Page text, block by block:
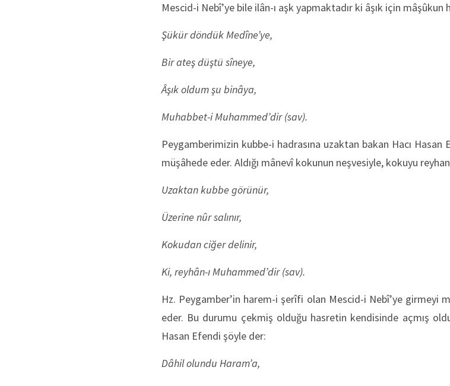
Mescid-i Nebî’ye bile ilân-ı aşk yapmaktadır ki âşık için mâşûkun
Şükür döndük Medîne’ye,
Bir ateş düştü sîneye,
Âşık oldum şu binâya,
Muhabbet-i Muhammed’dir (sav).
Peygamberimizin kubbe-i hadrasına uzaktan bakan Hacı
müşâhede eder. Aldığı mânevî kokunun neşvesiyle, kokuyu
Uzaktan kubbe görünür,
Üzerine nûr salınır,
Kokudan ciğer delinir,
Ki, reyhân-ı Muhammed’dir (sav).
Hz. Peygamber’in harem-i şerîfi olan Mescid-i Nebî’ye girmeyi
eder. Bu durumu çekmiş olduğu hasretin kendisinde açmış
Hasan Efendi şöyle der:
Dâhil olundu Haram’a,